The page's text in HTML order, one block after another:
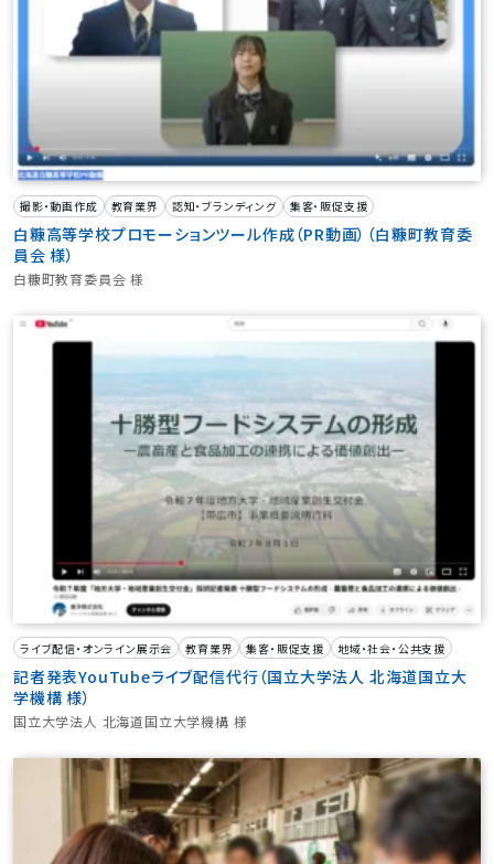
撮影・動画作成 教育業界 認知・ブランディング 集客・販促支援
白糠高等学校プロモーションツール作成（PR動画）（白糠町教育委
員会 様）
白糠町教育委員会 様
ライブ配信・オンライン展示会 教育業界 集客・販促支援 地域・社会・公共支援
記者発表YouTubeライブ配信代行（国立大学法人 北海道国立大
学機構 様）
国立大学法人 北海道国立大学機構 様